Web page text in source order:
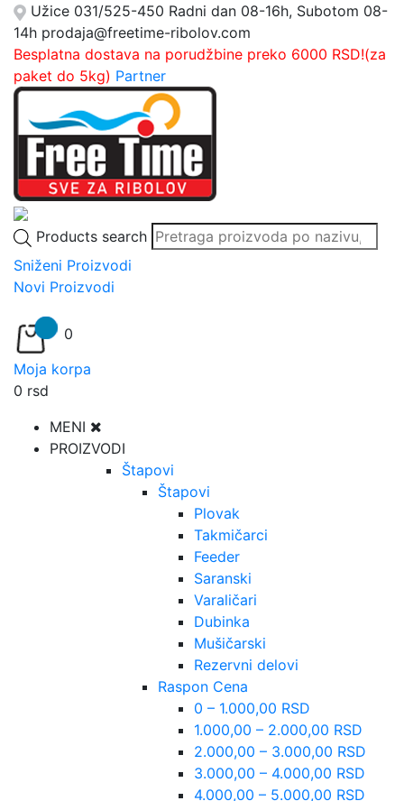
Užice 031/525-450 Radni dan 08-16h, Subotom 08-
14h prodaja@freetime-ribolov.com
Besplatna dostava na porudžbine preko 6000 RSD!(za
paket do 5kg) Partner
Products search
Sniženi Proizvodi
Novi Proizvodi
0
Moja korpa
0 rsd
MENI
PROIZVODI
Štapovi
Štapovi
Plovak
Takmičarci
Feeder
Saranski
Varaličari
Dubinka
Mušičarski
Rezervni delovi
Raspon Cena
0 – 1.000,00 RSD
1.000,00 – 2.000,00 RSD
2.000,00 – 3.000,00 RSD
3.000,00 – 4.000,00 RSD
4.000,00 – 5.000,00 RSD